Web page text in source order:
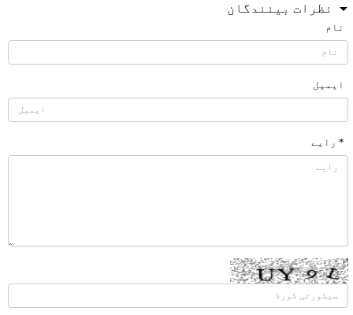
نظرات بینندگان
نام
ایمیل
* رایے